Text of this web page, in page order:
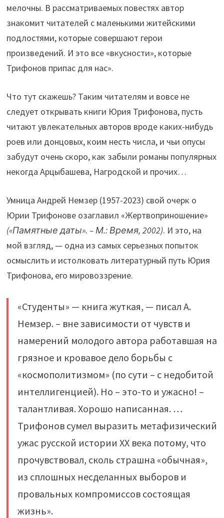
мелочны. В рассматриваемых повестях автор
знакомит читателей с маленькими житейскими
подлостями, которые совершают герои
произведений. И это все «вкусности», которые
Трифонов припас для нас».
Что тут скажешь? Таким читателям и вовсе не
следует открывать книги Юрия Трифонова, пусть
читают увлекательных авторов вроде каких-нибудь
роев или донцовых, коим несть числа, и чьи опусы
забудут очень скоро, как забыли романы популярных
некогда Арцыбашева, Нагродской и прочих…
Умница Андрей Немзер (1957-2023) свой очерк о
Юрии Трифонове озаглавил «Жертвоприношение»
(«Памятные даты». – М.: Время, 2002). И это, на
мой взгляд, — одна из самых серьезных попыток
осмыслить и истолковать литературный путь Юрия
Трифонова, его мировоззрение.
«Студенты» — книга жуткая, — писал А.
Немзер. – вне зависимости от чувств и
намерений молодого автора работавшая на
грязное и кровавое дело борьбы с
«космополитизмом» (по сути – с недобитой
интеллигенцией). Но – это-то и ужасно! –
талантливая. Хорошо написанная. …
Трифонов сумел выразить метафизический
ужас русской истории ХХ века потому, что
прочувствовал, сколь страшна «обычная»,
из сплошных несделанных выборов и
провальных компромиссов состоящая
жизнь».